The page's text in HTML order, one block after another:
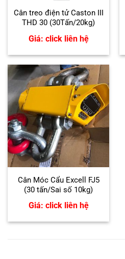
Cân treo điện tử Caston III
THD 30 (30Tấn/20kg)
Giá: click liên hệ
Cân Móc Cẩu Excell FJ5
(30 tấn/Sai số 10kg)
Giá: click liên hệ